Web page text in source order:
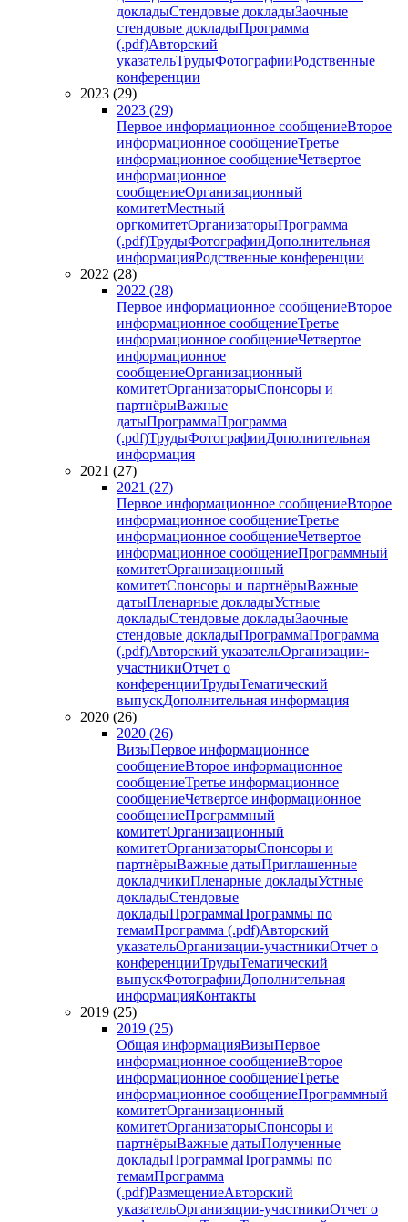
докладыСтендовые докладыЗаочные
стендовые докладыПрограмма
(.pdf)Авторский
указательТрудыФотографииРодственные
конференции
2023 (29)
2023 (29)
Первое информационное сообщениеВторое
информационное сообщениеТретье
информационное сообщениеЧетвертое
информационное
сообщениеОрганизационный
комитетМестный
оргкомитетОрганизаторыПрограмма
(.pdf)ТрудыФотографииДополнительная
информацияРодственные конференции
2022 (28)
2022 (28)
Первое информационное сообщениеВторое
информационное сообщениеТретье
информационное сообщениеЧетвертое
информационное
сообщениеОрганизационный
комитетОрганизаторыСпонсоры и
партнёрыВажные
датыПрограммаПрограмма
(.pdf)ТрудыФотографииДополнительная
информация
2021 (27)
2021 (27)
Первое информационное сообщениеВторое
информационное сообщениеТретье
информационное сообщениеЧетвертое
информационное сообщениеПрограммный
комитетОрганизационный
комитетСпонсоры и партнёрыВажные
датыПленарные докладыУстные
докладыСтендовые докладыЗаочные
стендовые докладыПрограммаПрограмма
(.pdf)Авторский указательОрганизации-
участникиОтчет о
конференцииТрудыТематический
выпускДополнительная информация
2020 (26)
2020 (26)
ВизыПервое информационное
сообщениеВторое информационное
сообщениеТретье информационное
сообщениеЧетвертое информационное
сообщениеПрограммный
комитетОрганизационный
комитетОрганизаторыСпонсоры и
партнёрыВажные датыПриглашенные
докладчикиПленарные докладыУстные
докладыСтендовые
докладыПрограммаПрограммы по
темамПрограмма (.pdf)Авторский
указательОрганизации-участникиОтчет о
конференцииТрудыТематический
выпускФотографииДополнительная
информацияКонтакты
2019 (25)
2019 (25)
Общая информацияВизыПервое
информационное сообщениеВторое
информационное сообщениеТретье
информационное сообщениеПрограммный
комитетОрганизационный
комитетОрганизаторыСпонсоры и
партнёрыВажные датыПолученные
докладыПрограммаПрограммы по
темамПрограмма
(.pdf)РазмещениеАвторский
указательОрганизации-участникиОтчет о